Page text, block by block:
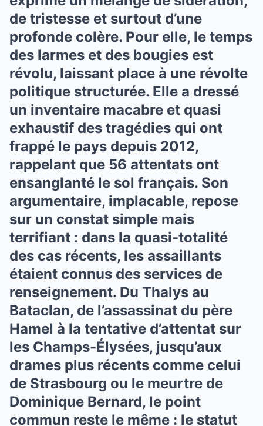
de tristesse et surtout d’une
profonde colère. Pour elle, le temps
des larmes et des bougies est
révolu, laissant place à une révolte
politique structurée. Elle a dressé
un inventaire macabre et quasi
exhaustif des tragédies qui ont
frappé le pays depuis 2012,
rappelant que 56 attentats ont
ensanglanté le sol français. Son
argumentaire, implacable, repose
sur un constat simple mais
terrifiant : dans la quasi-totalité
des cas récents, les assaillants
étaient connus des services de
renseignement. Du Thalys au
Bataclan, de l’assassinat du père
Hamel à la tentative d’attentat sur
les Champs-Élysées, jusqu’aux
drames plus récents comme celui
de Strasbourg ou le meurtre de
Dominique Bernard, le point
commun reste le même : le statut